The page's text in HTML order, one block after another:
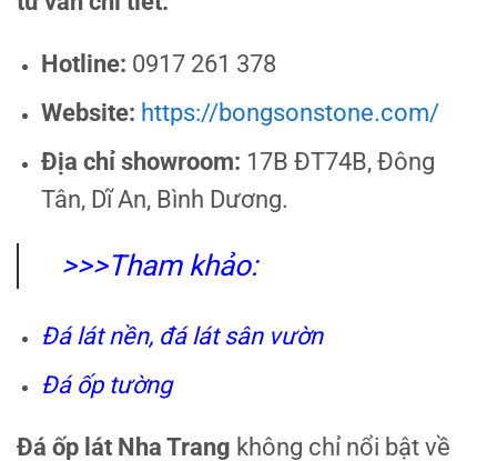
Hotline: 0917 261 378
Website: https://bongsonstone.com/
Địa chỉ showroom: 17B ĐT74B, Đông
Tân, Dĩ An, Bình Dương.
>>>Tham khảo:
Đá lát nền, đá lát sân vườn
Đá ốp tường
Đá ốp lát Nha Trang không chỉ nổi bật về